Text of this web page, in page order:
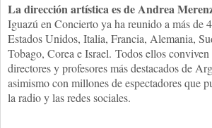
La dirección artística es de Andrea
Iguazú en Concierto ya ha reunido a más
Estados Unidos, Italia, Francia, Alemania,
Tobago, Corea e Israel. Todos ellos
directores y profesores más destacados de
asimismo con millones de espectadores que
la radio y las redes sociales.